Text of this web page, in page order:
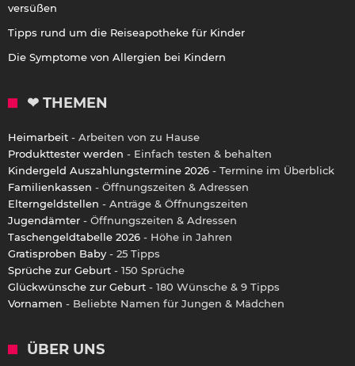
versüßen
Tipps rund um die Reiseapotheke für Kinder
Die Symptome von Allergien bei Kindern
❤ THEMEN
Heimarbeit - Arbeiten von zu Hause
Produkttester werden - Einfach testen & behalten
Kindergeld Auszahlungstermine 2026 - Termine im Überblick
Familienkassen - Öffnungszeiten & Adressen
Elterngeldstellen - Anträge & Öffnungszeiten
Jugendämter - Öffnungszeiten & Adressen
Taschengeldtabelle 2026 - Höhe in Jahren
Gratisproben Baby - 25 Tipps
Sprüche zur Geburt - 150 Sprüche
Glückwünsche zur Geburt - 180 Wünsche & 9 Tipps
Vornamen - Beliebte Namen für Jungen & Mädchen
ÜBER UNS